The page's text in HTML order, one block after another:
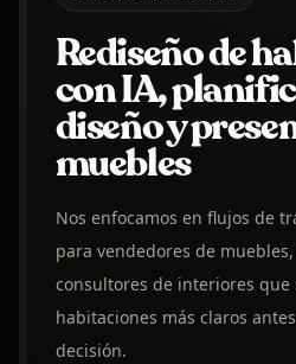
Rediseño de
con IA,
diseño y
muebles
Nos enfocamos en flujos de
para vendedores de
consultores de interiores que
habitaciones más claros
decisión.